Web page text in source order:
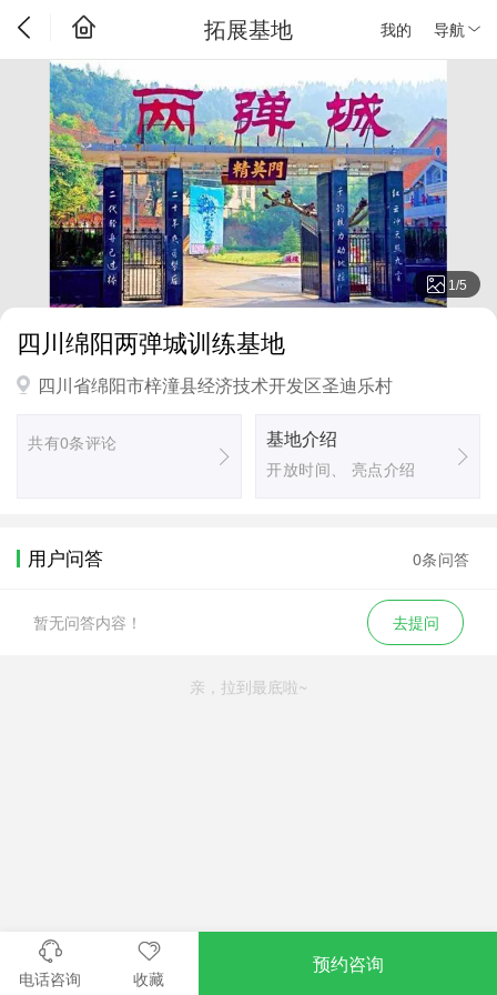
我的 导航
拓展基地
1/5
四川绵阳两弹城训练基地
四川省绵阳市梓潼县经济技术开发区圣迪乐村
共有0条评论 基地介绍
开放时间、 亮点介绍
用户问答 0条问答
暂无问答内容！ 去提问
亲，拉到最底啦~
电话咨询 收藏
预约咨询